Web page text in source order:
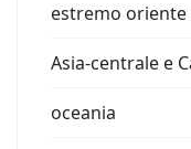
estremo
Asia-centrale e
oceania